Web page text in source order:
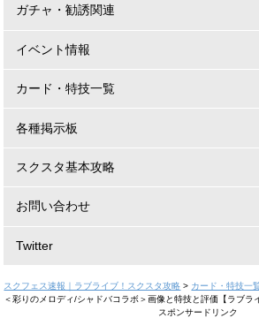
ガチャ・勧誘関連
イベント情報
カード・特技一覧
各種掲示板
スクスタ基本攻略
お問い合わせ
Twitter
スクフェス速報｜ラブライブ！スクスタ攻略 > カード・特技一
＜彩りのメロディ/シャドバコラボ＞画像と特技と評価【ラブラ
スポンサードリンク